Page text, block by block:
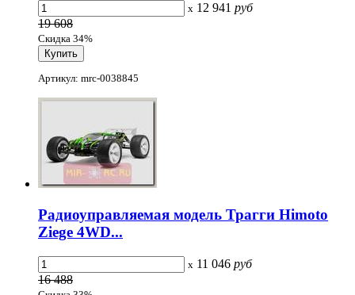
x 12 941 руб
19 608
Скидка 34%
Артикул: mrc-0038845
Радиоуправляемая модель Трагги Himoto
Ziege 4WD...
x 11 046 руб
16 488